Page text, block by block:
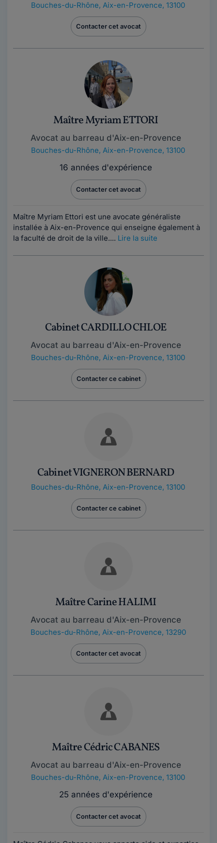
Bouches-du-Rhône, Aix-en-Provence, 13100
Contacter cet avocat
Maître Myriam ETTORI
Avocat au barreau d'Aix-en-Provence
Bouches-du-Rhône, Aix-en-Provence, 13100
16 années d'expérience
Contacter cet avocat
Maître Myriam Ettori est une avocate généraliste
installée à Aix-en-Provence qui enseigne également à
la faculté de droit de la ville.... Lire la suite
Cabinet CARDILLO CHLOE
Avocat au barreau d'Aix-en-Provence
Bouches-du-Rhône, Aix-en-Provence, 13100
Contacter ce cabinet
Cabinet VIGNERON BERNARD
Bouches-du-Rhône, Aix-en-Provence, 13100
Contacter ce cabinet
Maître Carine HALIMI
Avocat au barreau d'Aix-en-Provence
Bouches-du-Rhône, Aix-en-Provence, 13290
Contacter cet avocat
Maître Cédric CABANES
Avocat au barreau d'Aix-en-Provence
Bouches-du-Rhône, Aix-en-Provence, 13100
25 années d'expérience
Contacter cet avocat